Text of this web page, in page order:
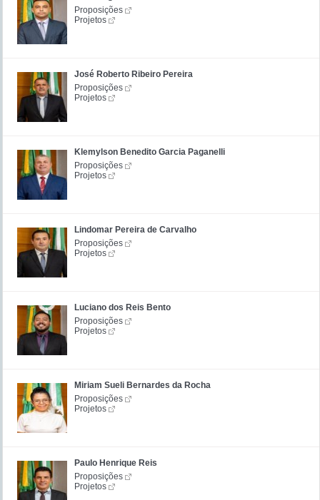
Proposições
Projetos
José Roberto Ribeiro Pereira
Proposições
Projetos
Klemylson Benedito Garcia Paganelli
Proposições
Projetos
Lindomar Pereira de Carvalho
Proposições
Projetos
Luciano dos Reis Bento
Proposições
Projetos
Miriam Sueli Bernardes da Rocha
Proposições
Projetos
Paulo Henrique Reis
Proposições
Projetos